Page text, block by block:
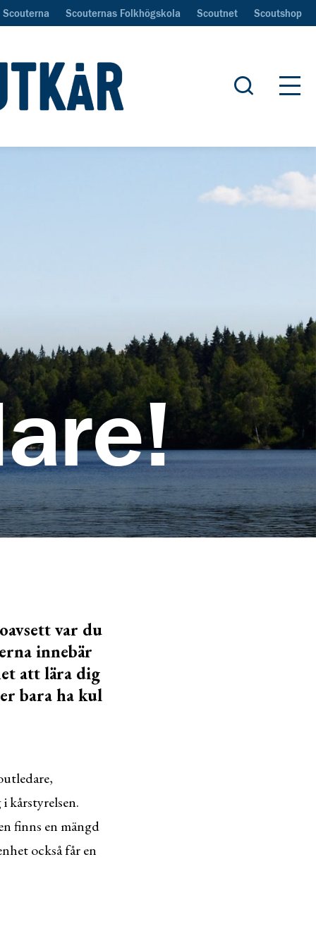
Scouterna Scouternas Folkhögskola Scoutnet Scoutshop
Öppna
var du
innebär
att lära dig
bara ha kul
kårstyrelsen.
finns en mängd
också får en